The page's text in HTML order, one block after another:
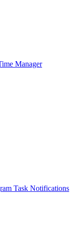
Manager
Task Notifications